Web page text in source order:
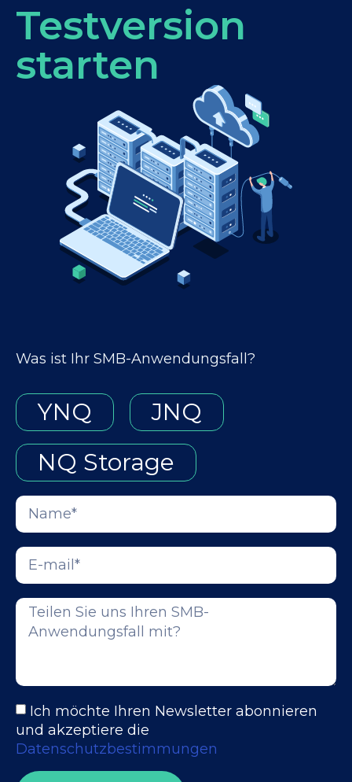
Testversion
starten
Was ist Ihr SMB-Anwendungsfall?
YNQ
JNQ
NQ Storage
Ich möchte Ihren Newsletter abonnieren
und akzeptiere die
Datenschutzbestimmungen